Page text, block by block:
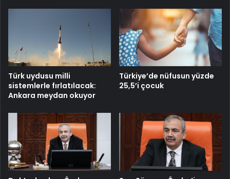
Türk uydusu milli
sistemlerle fırlatılacak:
Ankara meydan okuyor
Türkiye’de nüfusun yüzde
25,5’i çocuk